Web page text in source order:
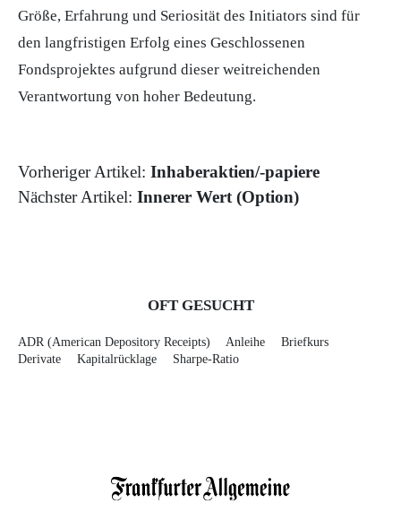
Größe, Erfahrung und Seriosität des Initiators sind für
den langfristigen Erfolg eines Geschlossenen
Fondsprojektes aufgrund dieser weitreichenden
Verantwortung von hoher Bedeutung.
Vorheriger Artikel: Inhaberaktien/-papiere
Nächster Artikel: Innerer Wert (Option)
OFT GESUCHT
ADR (American Depository Receipts) Anleihe
Briefkurs
Derivate
Kapitalrücklage Sharpe-Ratio